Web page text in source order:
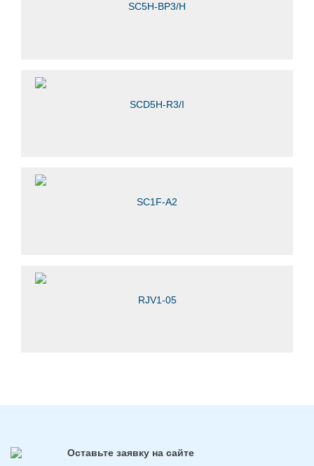
SC5H-BP3/H
SCD5H-R3/I
SC1F-A2
RJV1-05
Оставьте заявку на сайте